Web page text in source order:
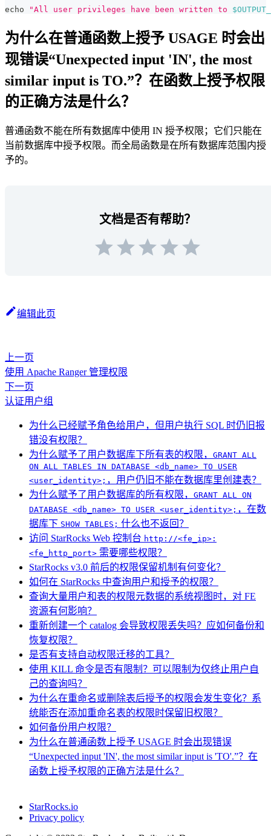
echo
"All user privileges have been written to
为什么在普通函数上授予 USAGE 时会出
现错误“Unexpected input 'IN', the most
similar input is TO.”？在函数上授予权限
的正确方法是什么？
普通函数不能在所有数据库中使用 IN 授予权限；它们只能在
当前数据库中授予权限。而全局函数是在所有数据库范围内授
予的。
文档是否有帮助？
编辑此页
上一页
使用 Apache Ranger 管理权限
下一页
认证用户组
为什么已经赋予角色给用户，但用户执行 SQL 时仍旧报
错没有权限？
为什么赋予了用户数据库下所有表的权限， GRANT ALL
ON ALL TABLES IN DATABASE <db_name> TO USER
<user_identity>; ，用户仍旧不能在数据库里创建表？
为什么赋予了用户数据库的所有权限， GRANT ALL ON
DATABASE <db_name> TO USER <user_identity>; ，在数
据库下 SHOW TABLES; 什么也不返回？
访问 StarRocks Web 控制台 http://<fe_ip>:
<fe_http_port> 需要哪些权限？
StarRocks v3.0 前后的权限保留机制有何变化？
如何在 StarRocks 中查询用户和授予的权限？
查询大量用户和表的权限元数据的系统视图时，对 FE
资源有何影响？
重新创建一个 catalog 会导致权限丢失吗？应如何备份和
恢复权限？
是否有支持自动权限迁移的工具？
使用 KILL 命令是否有限制？可以限制为仅终止用户自
己的查询吗？
为什么在重命名或删除表后授予的权限会发生变化？系
统能否在添加重命名表的权限时保留旧权限？
如何备份用户权限？
为什么在普通函数上授予 USAGE 时会出现错误
“Unexpected input 'IN', the most similar input is 'TO'.”？在
函数上授予权限的正确方法是什么？
StarRocks.io
Privacy policy